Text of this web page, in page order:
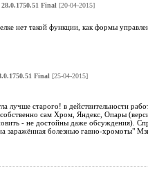
Final [20-04-2015]
нет такой функции, как формы
Final [25-04-2015]
лучше старого! в действительности
сам Хром, Яндекс, Опары
- не достойны даже обсуждения).
заражённая болезнью гавно-хромоты"